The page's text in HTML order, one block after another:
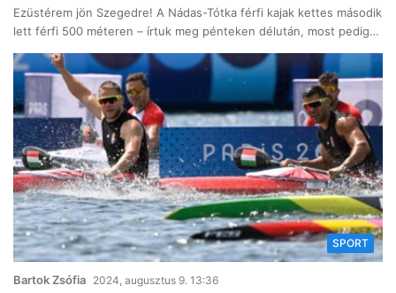
Ezüstérem jön Szegedre! A Nádas-Tótka férfi kajak kettes második
lett férfi 500 méteren – írtuk meg pénteken délután, most pedig…
SPORT
Bartok Zsófia 2024, augusztus 9. 13:36